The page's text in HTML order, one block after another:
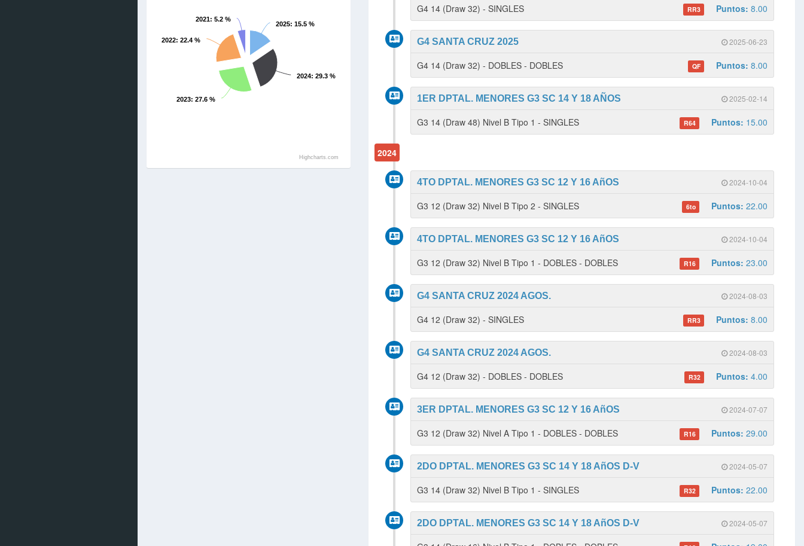
2025: 15.5 %
2024: 29.3 %
2023: 27.6 %
2022: 22.4 %
2021: 5.2 %
Highcharts.com
G4 14 (Draw 32) - SINGLES RR3 Puntos: 8.00
2025-06-23
G4 SANTA CRUZ 2025
G4 14 (Draw 32) - DOBLES - DOBLES QF Puntos: 8.00
2025-02-14
1ER DPTAL. MENORES G3 SC 14 Y 18 AÑOS
G3 14 (Draw 48) Nivel B Tipo 1 - SINGLES R64 Puntos: 15.00
2024
2024-10-04
4TO DPTAL. MENORES G3 SC 12 Y 16 AñOS
G3 12 (Draw 32) Nivel B Tipo 2 - SINGLES 6to Puntos: 22.00
2024-10-04
4TO DPTAL. MENORES G3 SC 12 Y 16 AñOS
G3 12 (Draw 32) Nivel B Tipo 1 - DOBLES - DOBLES R16 Puntos: 23.00
2024-08-03
G4 SANTA CRUZ 2024 AGOS.
G4 12 (Draw 32) - SINGLES RR3 Puntos: 8.00
2024-08-03
G4 SANTA CRUZ 2024 AGOS.
G4 12 (Draw 32) - DOBLES - DOBLES R32 Puntos: 4.00
2024-07-07
3ER DPTAL. MENORES G3 SC 12 Y 16 AñOS
G3 12 (Draw 32) Nivel A Tipo 1 - DOBLES - DOBLES R16 Puntos: 29.00
2024-05-07
2DO DPTAL. MENORES G3 SC 14 Y 18 AñOS D-V
G3 14 (Draw 32) Nivel B Tipo 1 - SINGLES R32 Puntos: 22.00
2024-05-07
2DO DPTAL. MENORES G3 SC 14 Y 18 AñOS D-V